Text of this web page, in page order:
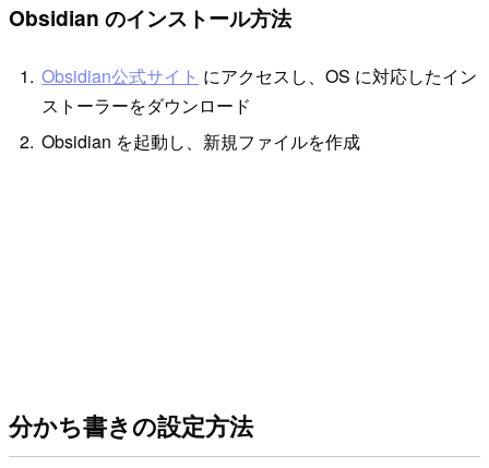
Obsidian のインストール方法
Obsidian公式サイト にアクセスし、OS に対応したイン
ストーラーをダウンロード
Obsidian を起動し、新規ファイルを作成
分かち書きの設定方法